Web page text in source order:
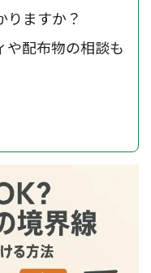
りますか？
や配布物の相談も